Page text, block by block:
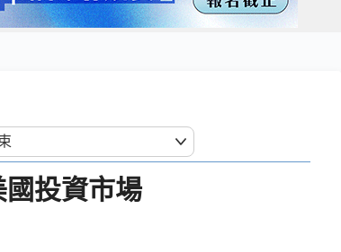
投資市場